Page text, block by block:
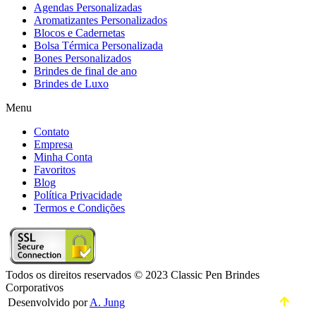
Agendas Personalizadas
Aromatizantes Personalizados
Blocos e Cadernetas
Bolsa Térmica Personalizada
Bones Personalizados
Brindes de final de ano
Brindes de Luxo
Menu
Contato
Empresa
Minha Conta
Favoritos
Blog
Política Privacidade
Termos e Condições
Todos os direitos reservados © 2023 Classic Pen Brindes
Corporativos
Desenvolvido porA. Jung